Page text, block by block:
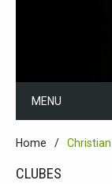
MENU
Home
CLUBES